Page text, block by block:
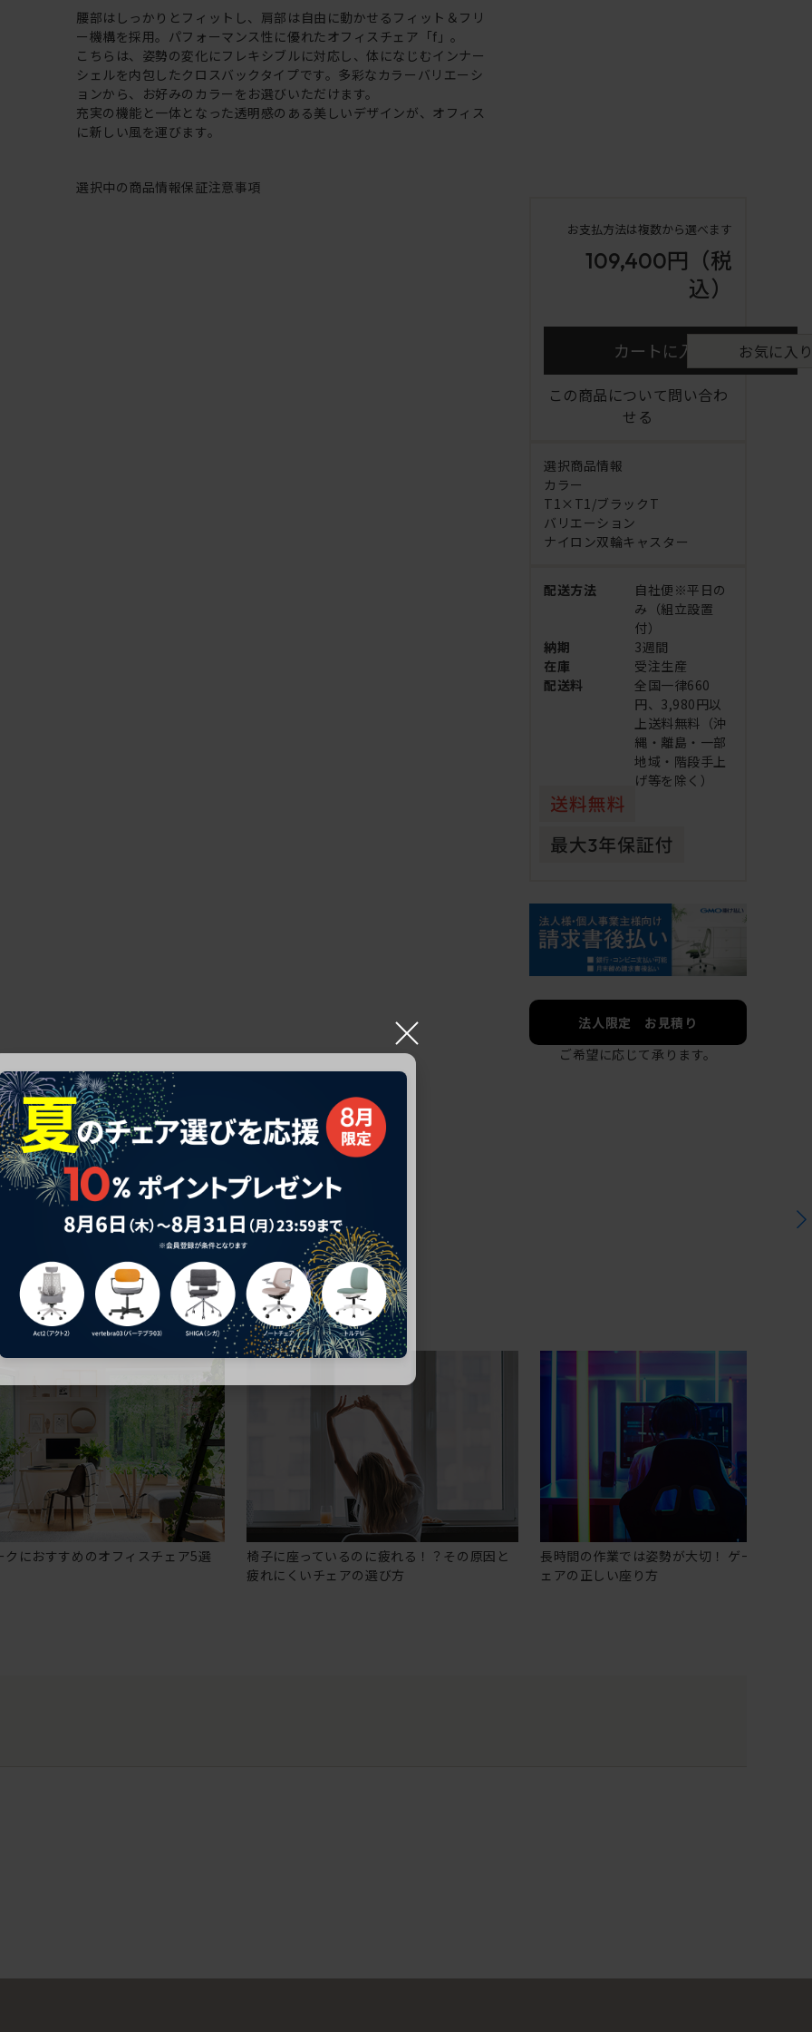
腰部はしっかりとフィットし、肩部は自由に動かせるフィット＆フリ
ー機構を採用。パフォーマンス性に優れたオフィスチェア「f」。
こちらは、姿勢の変化にフレキシブルに対応し、体になじむインナー
シェルを内包したクロスバックタイプです。多彩なカラーバリエーシ
ョンから、お好みのカラーをお選びいただけます。
充実の機能と一体となった透明感のある美しいデザインが、オフィス
に新しい風を運びます。
選択中の商品情報保証注意事項
お支払方法は複数から選べます
109,400円 （税
込）
カートに入れる お気に入
この商品について問い合わ
せる
選択商品情報
カラー
T1×T1/ブラックT
バリエーション
ナイロン双輪キャスター
配送方法
自社便※平日の
み（組立設置
付）
納期
3週間
在庫
受注生産
配送料
全国一律660
円、3,980円以
上送料無料（沖
縄・離島・一部
地域・階段手上
げ等を除く）
法人限定 お見積り
ご希望に応じて承ります。
クにおすすめのオフィスチェア5選
椅子に座っているのに疲れる！？その原因と
疲れにくいチェアの選び方
長時間の作業では姿勢が大切！ ゲーミングチ
ェアの正しい座り方
×